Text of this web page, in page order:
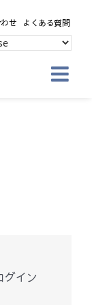
せ よくある質問
グイン